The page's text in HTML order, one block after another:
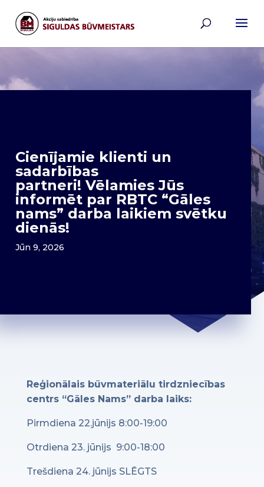
Cienījamie klienti un
sadarbības
partneri! Vēlamies Jūs
informēt par RBTC “Gāles
nams” darba laikiem svētku
dienās!
Jūn 9, 2026
Reģionālais būvmateriālu tirdzniecības
centrs “Gāles Nams” darba laiks:
Pirmdiena 22.jūnijs 8:00-19:00
Otrdiena 23. jūnijs 9:00-18:00
Trešdiena 24. jūnijs SLĒGTS